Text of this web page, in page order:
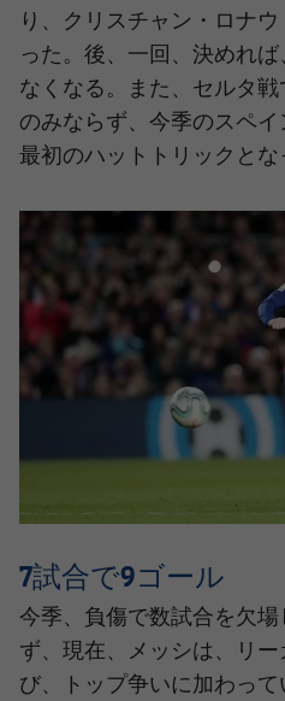
り、クリスチャン・ロナ
った。後、一回、決めれ
なくなる。また、セルタ
のみならず、今季のスペイ
最初のハットトリックとな
7試合で9ゴール
今季、負傷で数試合を欠
ず、現在、メッシは、リ
び、トップ争いに加わっ